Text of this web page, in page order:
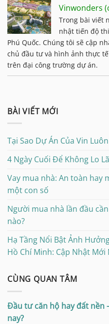
Vinwonders
Trong bài viết
nhật tiến độ
Phú Quốc. Chúng tôi sẽ cập
chủ đầu tư và hình ảnh thực
trên đại công trường dự án.
BÀI VIẾT MỚI
Tại Sao Dự Án Của Vin
4 Ngày Cuối Để Không Lo
Vay mua nhà: An toàn hay
một con số
Người mua nhà lần đầu
nào?
Hạ Tầng Nổi Bật Ảnh
Hồ Chí Minh: Cập Nhật Mới
CÙNG QUAN TÂM
Đầu tư căn hộ hay đất nền
nay?